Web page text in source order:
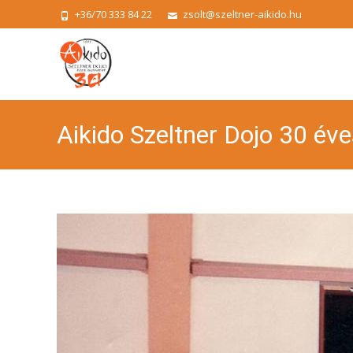
+36/70 333 84 22 zsolt@szeltner-aikido.hu
Aikido Szeltner Dojo 30